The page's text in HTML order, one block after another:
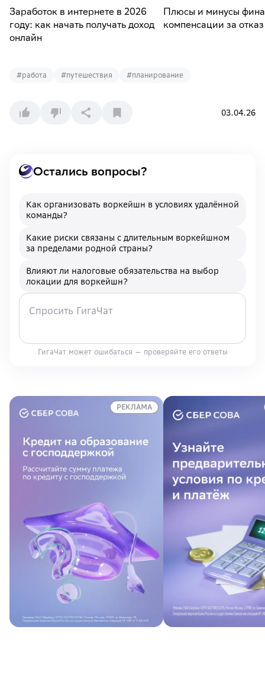
Заработок в интернете в 2026
году: как начать получать доход
онлайн
Плюсы и минусы
компенсации за отказ
#работа #путешествия #планирование
03.04.26
Остались вопросы?
Как организовать воркейшн в условиях удалённой
команды?
Какие риски связаны с длительным воркейшном
за пределами родной страны?
Влияют ли налоговые обязательства на выбор
локации для воркейшн?
ГигаЧат может ошибаться — проверяйте его ответы
РЕКЛАМА